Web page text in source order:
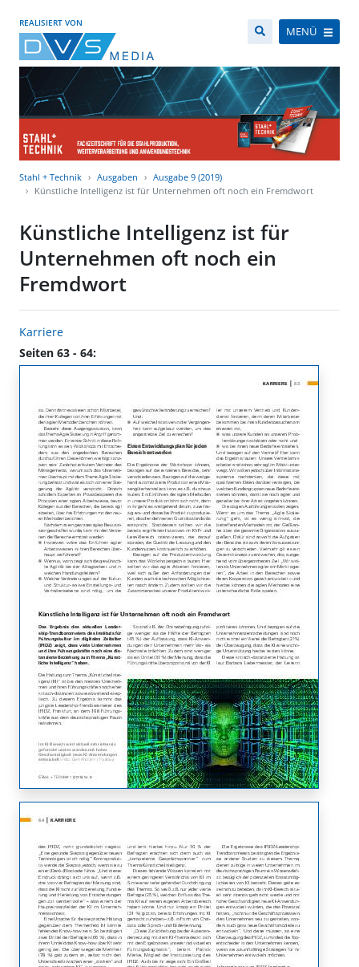
REALISIERT VON
MENÜ
Stahl + Technik Ausgaben
Ausgabe 9 (2019)
Künstliche Intelligenz ist für Unternehmen oft noch ein Fremdwort
Künstliche Intelligenz ist für
Unternehmen oft noch ein
Fremdwort
Karriere
Seiten 63 - 64: